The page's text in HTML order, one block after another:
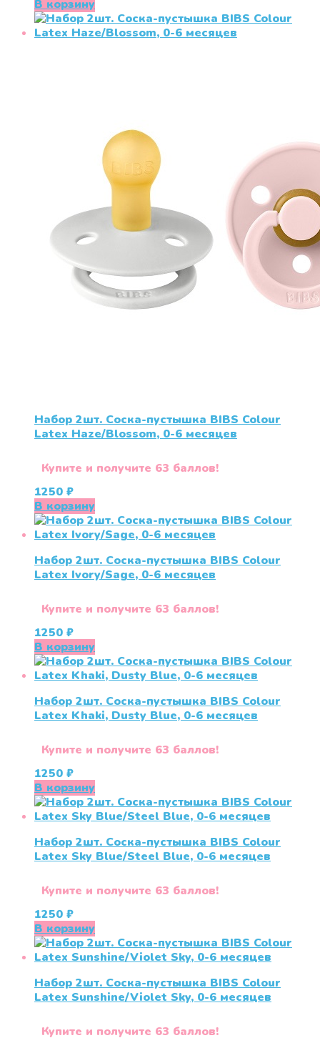
В корзину
Набор 2шт. Соска-пустышка BIBS Colour
Latex Haze/Blossom, 0-6 месяцев
Купите и получите 63 баллов!
1250 ₽
В корзину
Набор 2шт. Соска-пустышка BIBS Colour
Latex Ivory/Sage, 0-6 месяцев
Купите и получите 63 баллов!
1250 ₽
В корзину
Набор 2шт. Соска-пустышка BIBS Colour
Latex Khaki, Dusty Blue, 0-6 месяцев
Купите и получите 63 баллов!
1250 ₽
В корзину
Набор 2шт. Соска-пустышка BIBS Colour
Latex Sky Blue/Steel Blue, 0-6 месяцев
Купите и получите 63 баллов!
1250 ₽
В корзину
Набор 2шт. Соска-пустышка BIBS Colour
Latex Sunshine/Violet Sky, 0-6 месяцев
Купите и получите 63 баллов!